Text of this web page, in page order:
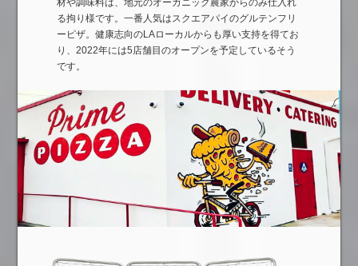
る拘り様です。一番人気はスクエアパイのグルテンフリ
ーピザ。健康志向のLAローカルからも厚い支持を得てお
り、2022年には5店舗目のオープンを予定しているそう
です。